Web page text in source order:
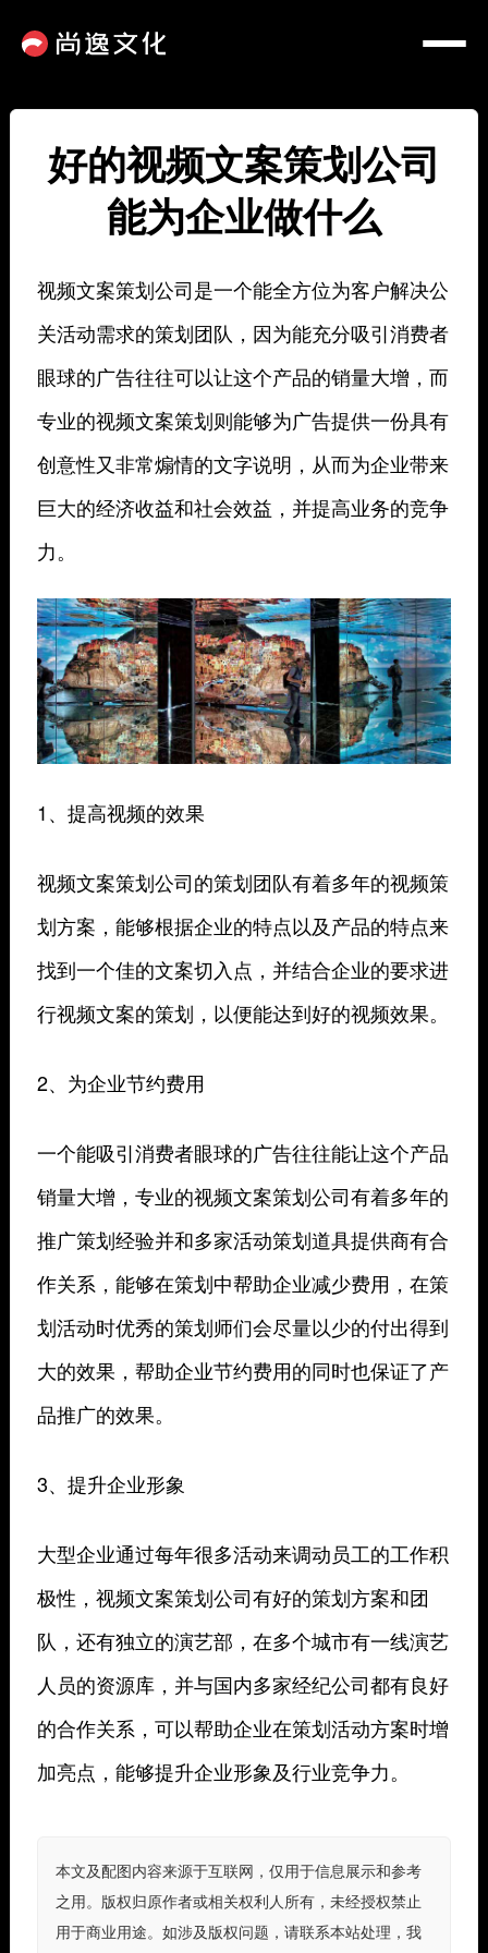
好的视频文案策划公司
能为企业做什么
视频文案策划公司是一个能全方位为客户解决公
关活动需求的策划团队，因为能充分吸引消费者
眼球的广告往往可以让这个产品的销量大增，而
专业的视频文案策划则能够为广告提供一份具有
创意性又非常煽情的文字说明，从而为企业带来
巨大的经济收益和社会效益，并提高业务的竞争
力。
1、提高视频的效果
视频文案策划公司的策划团队有着多年的视频策
划方案，能够根据企业的特点以及产品的特点来
找到一个佳的文案切入点，并结合企业的要求进
行视频文案的策划，以便能达到好的视频效果。
2、为企业节约费用
一个能吸引消费者眼球的广告往往能让这个产品
销量大增，专业的视频文案策划公司有着多年的
推广策划经验并和多家活动策划道具提供商有合
作关系，能够在策划中帮助企业减少费用，在策
划活动时优秀的策划师们会尽量以少的付出得到
大的效果，帮助企业节约费用的同时也保证了产
品推广的效果。
3、提升企业形象
大型企业通过每年很多活动来调动员工的工作积
极性，视频文案策划公司有好的策划方案和团
队，还有独立的演艺部，在多个城市有一线演艺
人员的资源库，并与国内多家经纪公司都有良好
的合作关系，可以帮助企业在策划活动方案时增
加亮点，能够提升企业形象及行业竞争力。
本文及配图内容来源于互联网，仅用于信息展示和参考
之用。版权归原作者或相关权利人所有，未经授权禁止
用于商业用途。如涉及版权问题，请联系本站处理，我